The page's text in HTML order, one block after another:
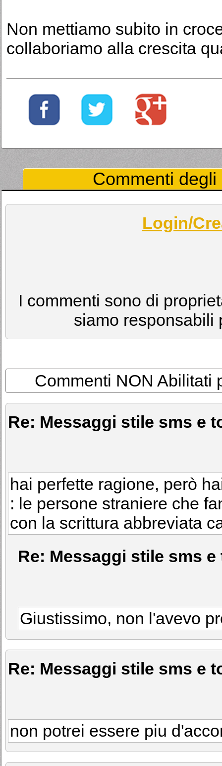
Non mettiamo subito in
collaboriamo alla crescita
Commenti
Login/
I commenti sono di
siamo responsabili
Commenti NON Abilitati
Re: Messaggi stile sms e
hai perfette ragione, però
: le persone straniere che
con la scrittura abbreviata
Re: Messaggi stile sms
Giustissimo, non l'avevo
Re: Messaggi stile sms e
non potrei essere piu